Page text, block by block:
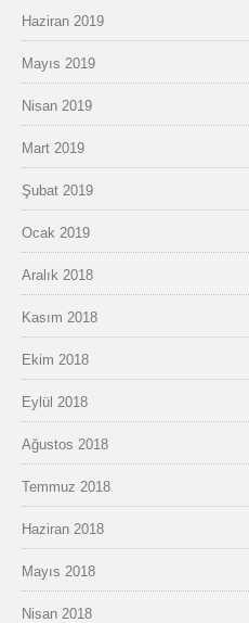
Haziran 2019
Mayıs 2019
Nisan 2019
Mart 2019
Şubat 2019
Ocak 2019
Aralık 2018
Kasım 2018
Ekim 2018
Eylül 2018
Ağustos 2018
Temmuz 2018
Haziran 2018
Mayıs 2018
Nisan 2018